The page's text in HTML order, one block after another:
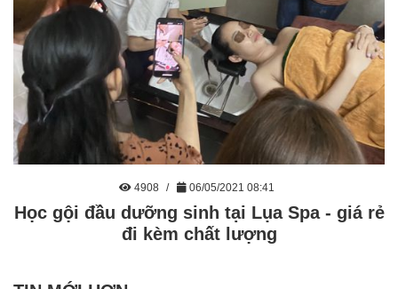
4908 06/05/2021 08:41
Học gội đầu dưỡng sinh tại Lụa Spa - giá rẻ
đi kèm chất lượng